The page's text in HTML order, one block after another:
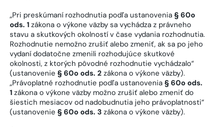
„Pri preskúmaní rozhodnutia podľa ustanovenia § 60o
ods. 1 zákona o výkone väzby sa vychádza z právneho
stavu a skutkových okolností v čase vydania rozhodnutia.
Rozhodnutie nemožno zrušiť alebo zmeniť, ak sa po jeho
vydaní dodatočne zmenili rozhodujúce skutkové
okolnosti, z ktorých pôvodné rozhodnutie vychádzalo“
(ustanovenie § 60o ods. 2 zákona o výkone väzby).
„Právoplatné rozhodnutie podľa ustanovenia § 60o ods.
1 zákona o výkone väzby možno zrušiť alebo zmeniť do
šiestich mesiacov od nadobudnutia jeho právoplatnosti“
(ustanovenie § 60o ods. 3 zákona o výkone väzby).